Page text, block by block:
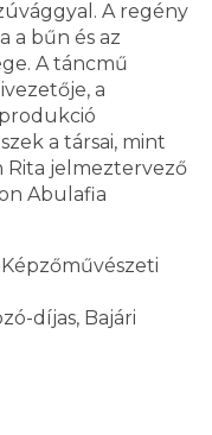
A regény
a bűn és az
A táncmű
a
a társai, mint
Rita jelmeztervező
Abulafia
díjas, Bajári